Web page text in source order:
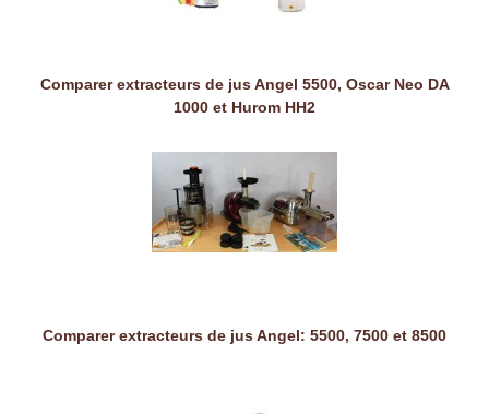
Comparer extracteurs de jus Angel 5500, Oscar Neo DA
1000 et Hurom HH2
Comparer extracteurs de jus Angel: 5500, 7500 et 8500